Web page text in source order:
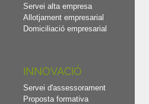
Servei alta empresa
Allotjament empresarial
Domiciliació empresarial
INNOVACIÓ
Servei d'assessorament
Proposta formativa